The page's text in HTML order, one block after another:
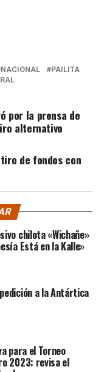
NACIONAL
PAILITA
por la prensa de
alternativo
de fondos con
chilota «Wichañe»
Está en la Kalle»
a la Antártica
para el Torneo
2023: revisa el